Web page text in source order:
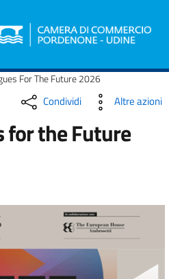
For The Future 2026
Condividi Altre azioni
for the Future